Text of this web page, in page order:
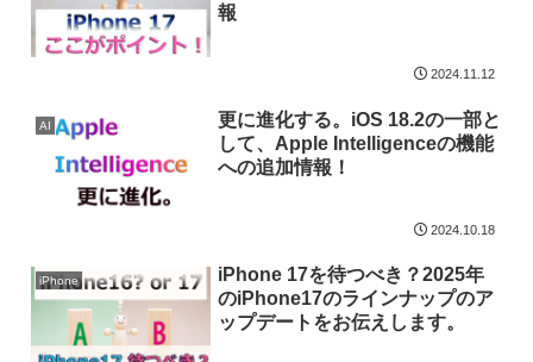
報
2024.11.12
AI
更に進化する。iOS 18.2の一部と
して、Apple Intelligenceの機能
への追加情報！
2024.10.18
iPhone
iPhone 17を待つべき？2025年
のiPhone17のラインナップのア
ップデートをお伝えします。